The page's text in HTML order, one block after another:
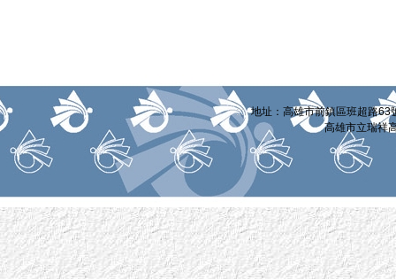
::: 地址：高雄市前鎮區班超路
高雄市立瑞祥